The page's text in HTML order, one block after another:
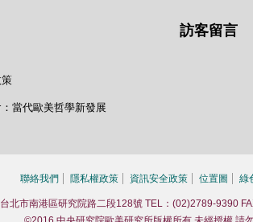
當代歐美哲學新發展
訪客留言
聯絡我們 隱私權政策 資訊安全政策 位置圖 綠
北市南港區研究院路二段128號 TEL：(02)2789-9390